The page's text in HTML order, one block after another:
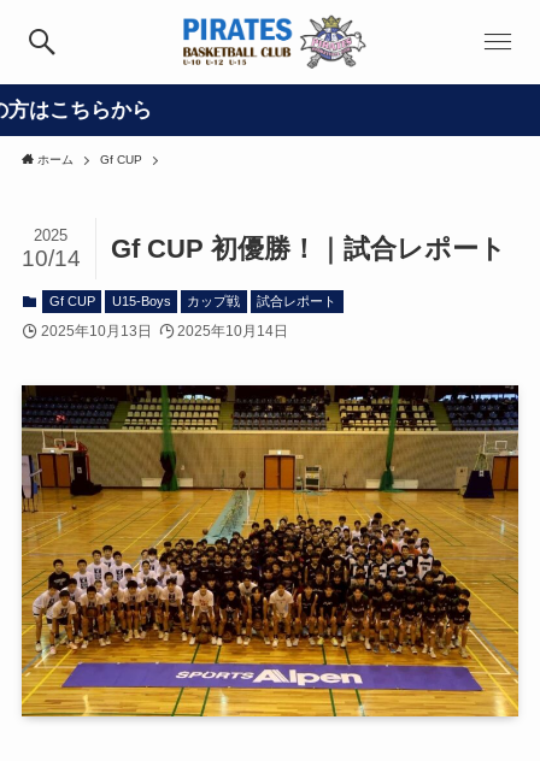
ホーム Gf CUP
Gf CUP 初優勝！｜試合レポート
2025
10/14
Gf CUP U15-Boys カップ戦 試合レポート
2025年10月13日 2025年10月14日